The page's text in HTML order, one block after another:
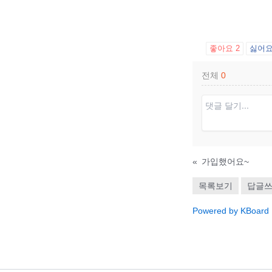
좋아요 2 싫어요
전체 0
« 가입했어요~
목록보기 답글
Powered by KBoard